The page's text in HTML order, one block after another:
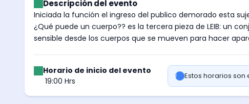
Descripción del evento
Iniciada la función el ingreso del publico demorado esta
¿Qué puede un cuerpo?? es la tercera pieza de LEIB: un
sensible desde los cuerpos que se mueven para hacer
Horario de inicio del evento
19:00 Hrs
Estos horarios